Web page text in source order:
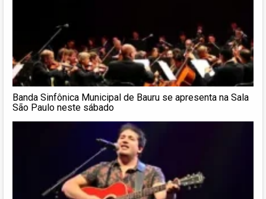
Banda Sinfônica Municipal de Bauru se apresenta na Sala
São Paulo neste sábado